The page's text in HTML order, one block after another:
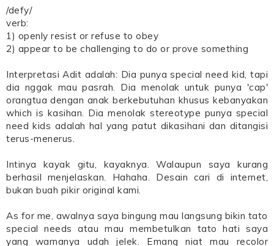
/defy/
verb:
1) openly resist or refuse to obey
2) appear to be challenging to do or prove something
Interpretasi Adit adalah: Dia punya special need kid, tapi
dia nggak mau pasrah. Dia menolak untuk punya 'cap'
orangtua dengan anak berkebutuhan khusus kebanyakan
which is kasihan. Dia menolak stereotype punya special
need kids adalah hal yang patut dikasihani dan ditangisi
terus-menerus.
Intinya kayak gitu, kayaknya. Walaupun saya kurang
berhasil menjelaskan. Hahaha. Desain cari di internet,
bukan buah pikir original kami.
As for me, awalnya saya bingung mau langsung bikin tato
special needs atau mau membetulkan tato hati saya
yang warnanya udah jelek. Emang niat mau recolor